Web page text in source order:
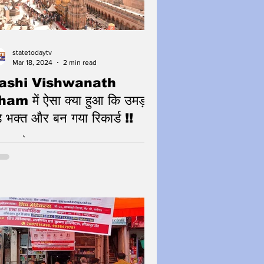
Vishwanath
में ऐसा क्या हुआ कि उमड़
भक्त और बन गया रिकार्ड !!
महादेव
statetodaytv
Mar 18, 2024
2 min read